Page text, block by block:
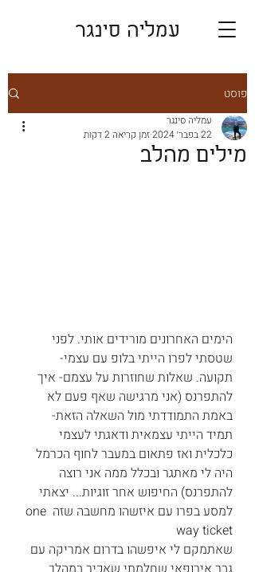
עמליה סינגר
פוסט
מילים מהלב
עמליה סינגר
22 בפבר׳ 2024
זמן קריאה 2 דקות
הימים האחרונים מורידים אותי. לפני
שטסתי לפרו הייתי בלופ עם עצמי-
תקועה. שאלות שחוזרות על עצמם- איך
להתפרנס (אני מרגישה שאף פעם לא
באמת התמודדתי מול השאלה הזאת-
תמיד הייתי עצמאית ודאגתי לעצמי
כלכלית ואז פתאום במעבר לחוף הכרמל
היה לי מאתגר ובכלל ממה אני רוצה
להתפרנס) החיפוש אחר זוגיות... יצאתי
למסע בפרו עם איזשהו מחשבה שזה one
way ticket
שאתמקם לי איפשהו בדרום אמריקה עם